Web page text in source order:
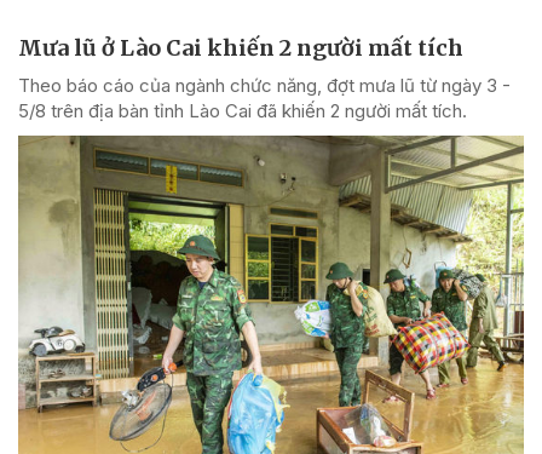
Mưa lũ ở Lào Cai khiến 2 người mất tích
Theo báo cáo của ngành chức năng, đợt mưa lũ từ ngày 3 -
5/8 trên địa bàn tỉnh Lào Cai đã khiến 2 người mất tích.